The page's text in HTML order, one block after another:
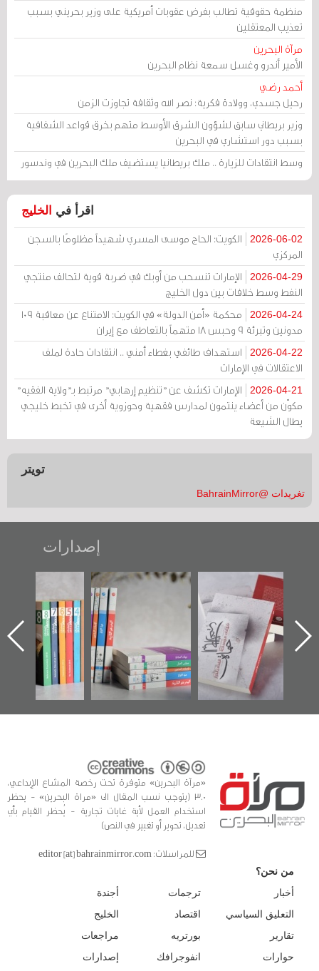
منظمة حقوقية تطالب بفرض عقوبات أمريكية على وزير بحريني بسبب
تعذيب المعتقلين
مرآة البحرين
الأمير أندرو وغسل سمعة نظام البحرين
أحمد رضي
رحيل جسدي، وولادة فكرية: نصر الله وثقافة تجاوزت الزمن
وزير بريطاني سابق لشؤون الشرق الأوسط متهم بخرق قواعد الشفافية
بسبب دور استشاري في البحرين
وسط انتقادات للزيارة .. ملك بريطانيا يستضيف ملك البحرين في وندسور
اقرأ في الخليج
2026-06-02
الكويت: الحاج موسى المسري شهيداً مظلومًا بالسجن
المركزي
2026-04-29
الإمارات تنسحب من أوبك في ضربة قوية لتحالف منتجي
النفط وسط خلافات بين دول الخليج
2026-04-24
محكمة «أمن الدولة» في الكويت: الامتناع عن معاقبة 109
مدونين وتبرئة 9 وحبس 18 متهماً بالتعاطف مع إيران
2026-04-22
استهداف طائفي بغطاء أمني .. انتقادات حادة لملف
الاعتقالات في الإمارات
2026-04-21
الإمارات تكشف عن "تنظيم إرهابي" مرتبط بـ"ولاية الفقيه"
مكوّن من أعضاء ينتمون لمدارس فقهية وحوزوية أخرى في تخبط خليجي
يطال الشيعة
تويتر
تغريدات @BahrainMirror
إصدارات
"حماة الباب الأخير":
الإصدار الأول عن
اعتصام الدراز
وأحداث ساحة
الفداء لمركز أوال
للدراسات والتوثيق
تصنيف موضوعي
للوثائق البريطانية
يقدمه «مركز أوال»
في سلسلة من 5
كتب
تصدر حصاد
الساحات 2019
«مرآة البحرين» متوفرة تحت رخصة المشاع الإبداعي،
3.0 (يتوجب نسب المقال الى «مراة البحرين» - يحظر
استخدام العمل لأية غايات تجارية - يُحظر القيام بأي
تعديل، تحوير أو تغيير في النص)
للمراسلات: editor [at] bahrainmirror.com
من نحن؟
أخبار
التعليق السياسي
تقارير
حوارات
ترجمات
اقتصاد
بورتريه
انفوجرافك
أجندة
الخليج
مراجعات
إصدارات